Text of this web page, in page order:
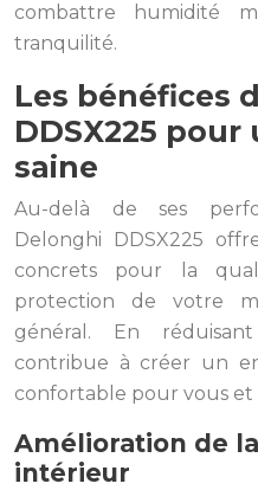
combattre humidité
tranquilité.
Les bénéfices
DDSX225 pour
saine
Au-delà de ses
Delonghi DDSX225
concrets pour la
protection de votre
général. En
contribue à créer un
confortable pour vous et
Amélioration de
intérieur